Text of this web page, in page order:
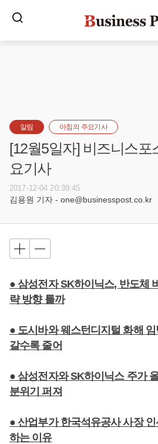
알림 아침의 주요기사
[12월5일자] 비즈니스포
요기사
2017-12-04 20:39:45
김용원 기자 - one@businesspost.co.kr
● 삼성전자 SK하이닉스, 반도체
략 방향 틀까
● 도시바와 웨스턴디지털 화해
갈수록 줄어
● 삼성전자와 SK하이닉스 주가
분위기 퍼져
● 산업부가 한국석유공사 사장
하는 이유